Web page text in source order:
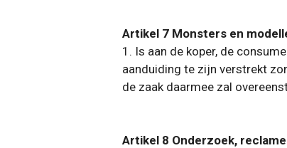
Artikel 7 Monsters en
1. Is aan de koper, de
aanduiding te zijn verstrekt
de zaak daarmee zal
Artikel 8 Onderzoek,